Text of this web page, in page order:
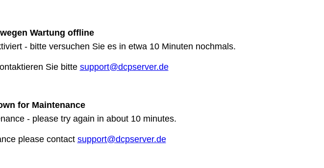
Wartung offline
- bitte versuchen Sie es in etwa 10 Minuten nochmals.
Sie bitte support@dcpserver.de
for Maintenance
- please try again in about 10 minutes.
please contact support@dcpserver.de